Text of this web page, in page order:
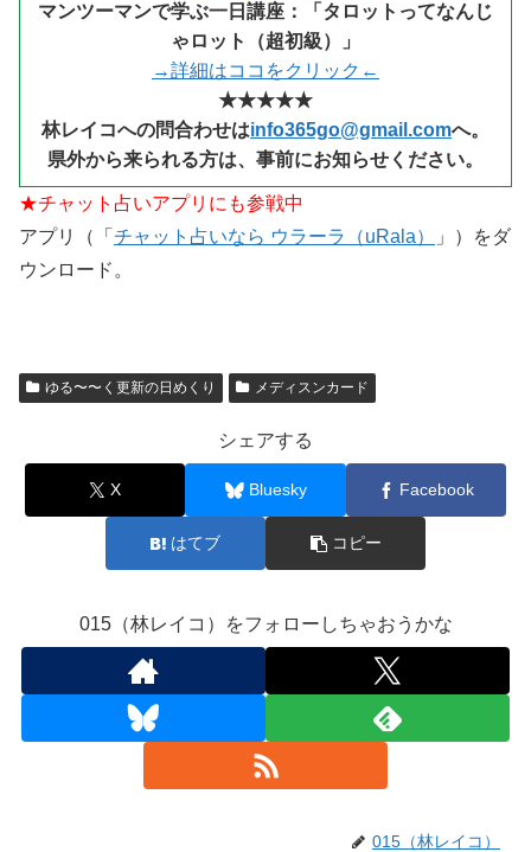
マンツーマンで学ぶ一日講座：「タロットってなんじ
ゃロット（超初級）」
→詳細はココをクリック←
★★★★★
林レイコへの問合わせはinfo365go@gmail.comへ。
県外から来られる方は、事前にお知らせください。
★チャット占いアプリにも参戦中
アプリ（「 チャット占いなら ウラーラ（uRala）
」）をダ
ウンロード。
ゆる〜〜く更新の日めくり メディスンカード
シェアする
X Bluesky Facebook
はてブ コピー
015（林レイコ）をフォローしちゃおうかな
015（林レイコ）